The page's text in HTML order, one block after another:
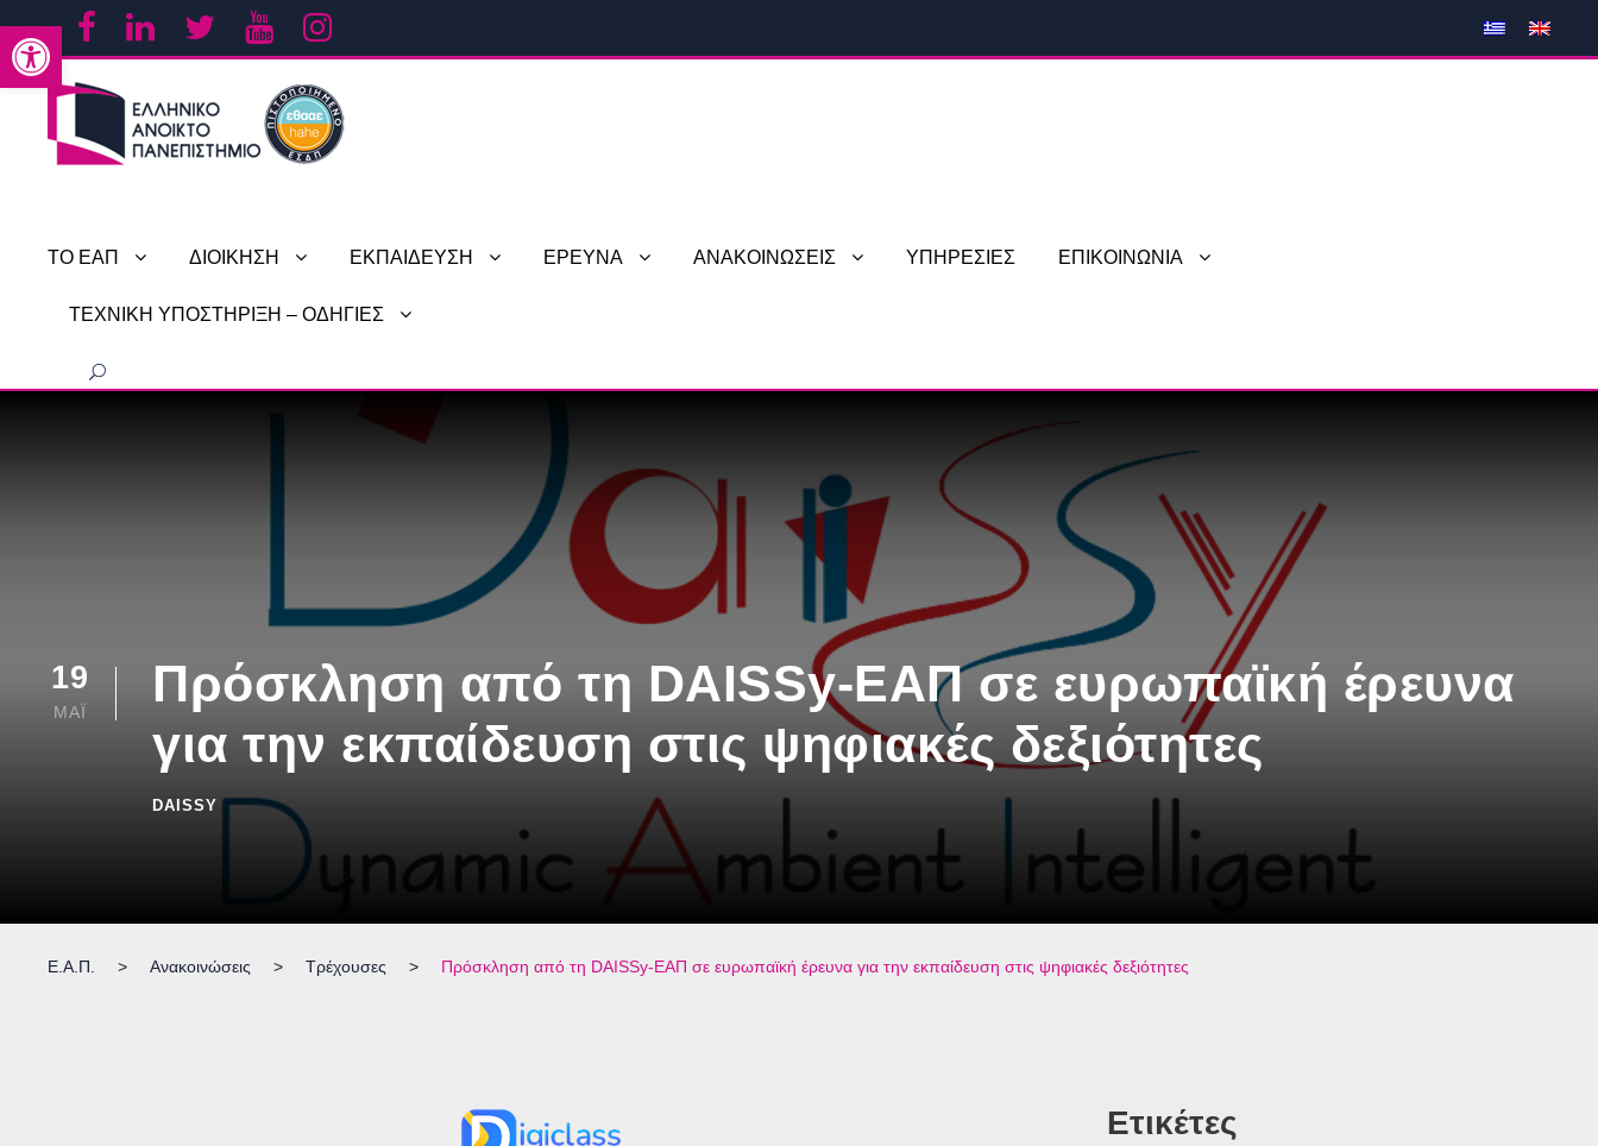
Ανοίξτε τη γραμμή εργαλείων
ΤΟ ΕΑΠ ΔΙΟΙΚΗΣΗ ΕΚΠΑΙΔΕΥΣΗ ΕΡΕΥΝΑ ΑΝΑΚΟΙΝΩΣΕΙΣ ΥΠΗΡΕΣΙΕΣ ΕΠΙΚΟΙΝΩΝΙΑ
ΤΕΧΝΙΚΗ ΥΠΟΣΤΗΡΙΞΗ – ΟΔΗΓΙΕΣ
19
ΜΑΪ́
Πρόσκληση από τη DAISSy-ΕΑΠ σε ευρωπαϊκή έρευνα
για την εκπαίδευση στις ψηφιακές δεξιότητες
DAISSY
Ε.Α.Π. > Ανακοινώσεις > Τρέχουσες > Πρόσκληση από τη DAISSy-ΕΑΠ σε ευρωπαϊκή έρευνα για την εκπαίδευση στις ψηφιακές δεξιότητες
Ετικέτες